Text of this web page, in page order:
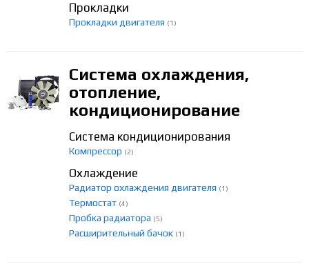
Прокладки
Прокладки двигателя (1)
Система охлаждения,
отопление,
кондиционирование
Система кондиционирования
Компрессор (2)
Охлаждение
Радиатор охлаждения двигателя (1)
Термостат (4)
Пробка радиатора (5)
Расширительный бачок (1)